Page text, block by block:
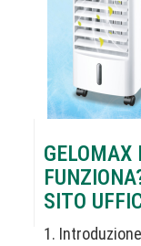
GELOMAX
SITO
1.